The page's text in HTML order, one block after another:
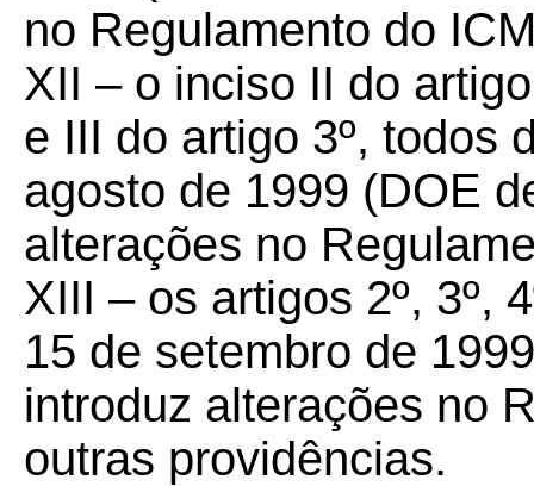
no Regulamento do
XII – o inciso II do
e III do artigo 3º, todos
agosto de 1999 (DOE
alterações no
XIII – os artigos 2º, 3º,
15 de setembro de
introduz alterações no
outras providências.